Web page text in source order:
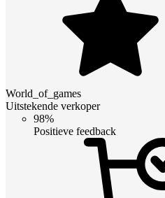
World_of_games
Uitstekende verkoper
98%
Positieve feedback